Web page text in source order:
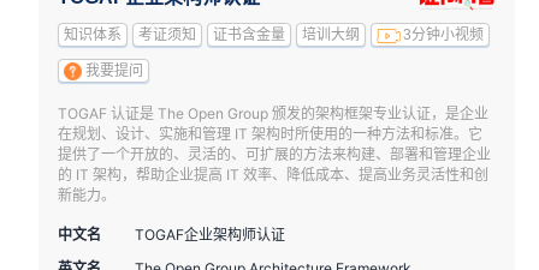
知识体系 考证须知 证书含金量 培训大纲 3分钟小视频
我要提问
TOGAF 认证是 The Open Group 颁发的架构框架专业认证，是企业
在规划、设计、实施和管理 IT 架构时所使用的一种方法和标准。它
提供了一个开放的、灵活的、可扩展的方法来构建、部署和管理企业
的 IT 架构，帮助企业提高 IT 效率、降低成本、提高业务灵活性和创
新能力。
中文名
TOGAF企业架构师认证